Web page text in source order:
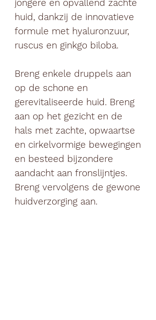
jongere en opvallend zachte
huid, dankzij de innovatieve
formule met hyaluronzuur,
ruscus en ginkgo biloba.
Breng enkele druppels aan
op de schone en
gerevitaliseerde huid. Breng
aan op het gezicht en de
hals met zachte, opwaartse
en cirkelvormige bewegingen
en besteed bijzondere
aandacht aan fronslijntjes.
Breng vervolgens de gewone
huidverzorging aan.